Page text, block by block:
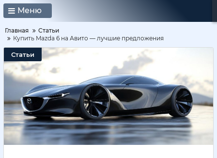
Меню
Главная
Статьи
Купить Mazda 6 на Авито — лучшие предложения
Статьи